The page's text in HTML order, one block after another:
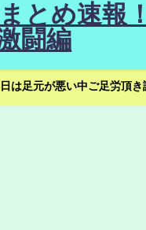
とめ速報
闘編
足元が悪い中ご足労頂き